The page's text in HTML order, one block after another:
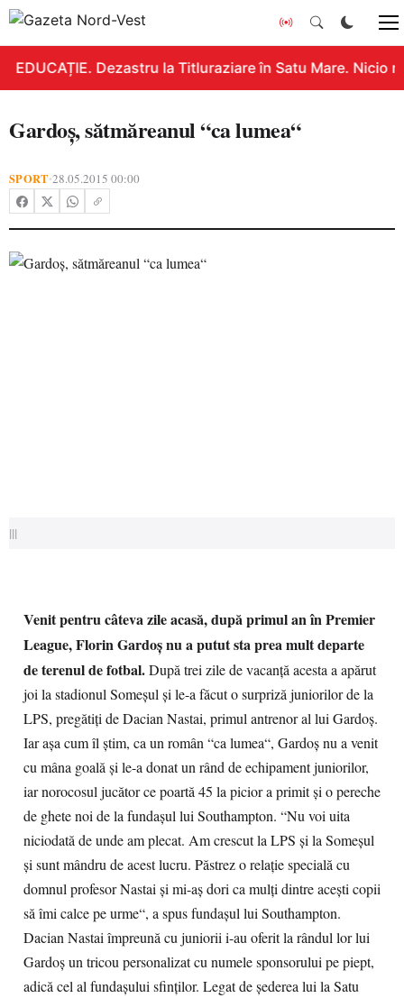
EDUCAȚIE. Dezastru la Titluraziare în Satu Mare. Nicio
Gardoş, sătmăreanul “ca lumea“
SPORT•28.05.2015 00:00
|||
Venit pentru câteva zile acasă, după primul an în Premier
League, Florin Gardoş nu a putut sta prea mult departe
de terenul de fotbal.După trei zile de vacanţă acesta a apărut
joi la stadionul Someşul şi le-a făcut o surpriză juniorilor de la
LPS, pregătiţi de Dacian Nastai, primul antrenor al lui Gardoş.
Iar aşa cum îl ştim, ca un român “ca lumea“, Gardoş nu a venit
cu mâna goală şi le-a donat un rând de echipament juniorilor,
iar norocosul jucător ce poartă 45 la picior a primit şi o pereche
de ghete noi de la fundaşul lui Southampton. “Nu voi uita
niciodată de unde am plecat. Am crescut la LPS şi la Someşul
şi sunt mândru de acest lucru. Păstrez o relaţie specială cu
domnul profesor Nastai şi mi-aş dori ca mulţi dintre aceşti copii
să îmi calce pe urme“, a spus fundaşul lui Southampton.
Dacian Nastai împreună cu juniorii i-au oferit la rândul lor lui
Gardoş un tricou personalizat cu numele sponsorului pe piept,
adică cel al fundaşului sfinţilor. Legat de şederea lui la Satu